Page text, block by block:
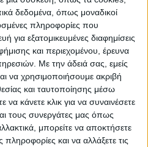
δεδομένα, όπως μοναδικοί
πληροφορίες που
για εξατομικευμένες διαφημίσεις
και περιεχομένου, έρευνα
Με την άδειά σας, εμείς
να χρησιμοποιήσουμε ακριβή
και ταυτοποίησης μέσω
κάνετε κλικ για να συναινέσετε
τους συνεργάτες μας όπως
μπορείτε να αποκτήσετε
και να αλλάξετε τις
την εφημερίδα ΝΕΟΣ
News!
στην περιοχή της
ευρύτερα της Θεσσαλίας
ΕΠΟΜΕΝΟ ΑΡΘΡΟ
Πολλά μπράβο σε όλους...